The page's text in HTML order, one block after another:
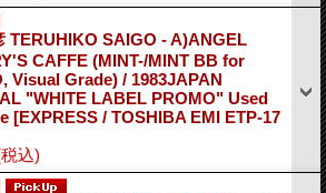
TERUHIKO SAIGO - A)ANGEL
CAFFE (MINT-/MINT BB for
Visual Grade) / 1983JAPAN
"WHITE LABEL PROMO" Used
[EXPRESS / TOSHIBA EMI ETP-17
込)